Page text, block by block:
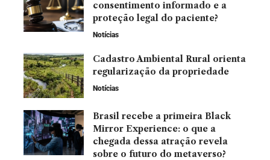
consentimento informado e a
proteção legal do paciente?
Notícias
Cadastro Ambiental Rural orienta
regularização da propriedade
Notícias
Brasil recebe a primeira Black
Mirror Experience: o que a
chegada dessa atração revela
sobre o futuro do metaverso?